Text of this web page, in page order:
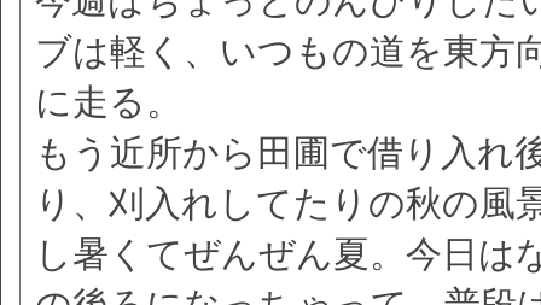
ブは軽く、いつもの道を東方
に走る。
もう近所から田圃で借り入れ
り、刈入れしてたりの秋の風
し暑くてぜんぜん夏。今日は